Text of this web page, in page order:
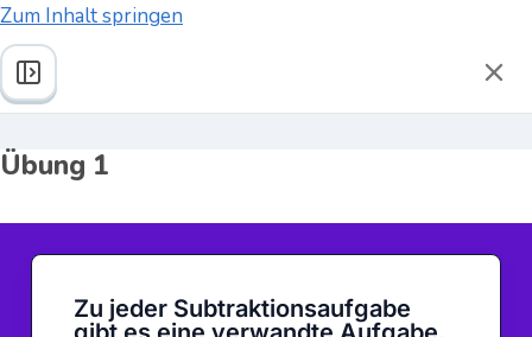
Zum Inhalt springen
Grundlage: Subtraktion
zum
Übung 1